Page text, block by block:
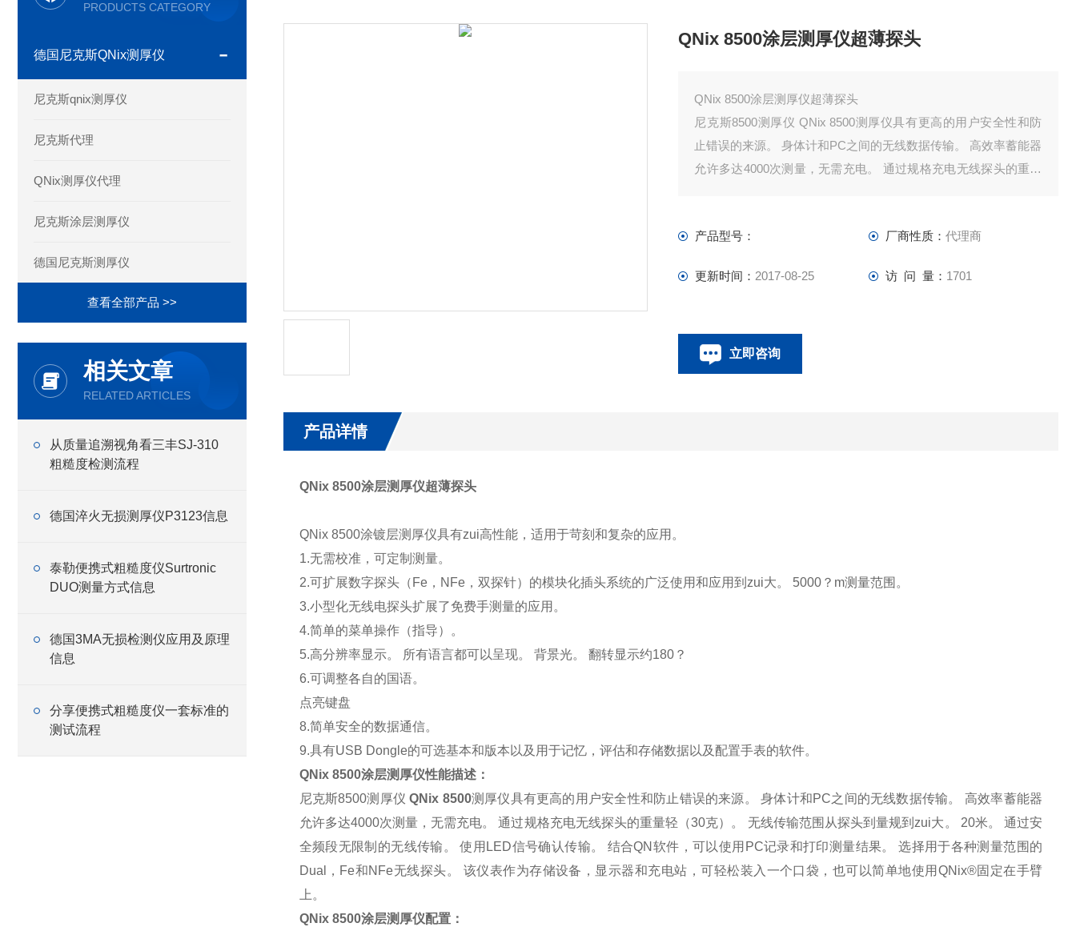
PRODUCTS CATEGORY
德国尼克斯QNix测厚仪
尼克斯qnix测厚仪
尼克斯代理
QNix测厚仪代理
尼克斯涂层测厚仪
德国尼克斯测厚仪
查看全部产品 >>
相关文章
RELATED ARTICLES
从质量追溯视角看三丰SJ-310
粗糙度检测流程
德国淬火无损测厚仪P3123信息
泰勒便携式粗糙度仪Surtronic
DUO测量方式信息
德国3MA无损检测仪应用及原理
信息
分享便携式粗糙度仪一套标准的
测试流程
QNix 8500涂层测厚仪超薄探头
QNix 8500涂层测厚仪超薄探头
尼克斯8500测厚仪 QNix 8500测厚仪具有更高的用户安全性和防
止错误的来源。 身体计和PC之间的无线数据传输。 高效率蓄能器
允许多达4000次测量，无需充电。 通过规格充电无线探头的重量
产品型号：
厂商性质： 代理商
更新时间： 2017-08-25 访 问 量： 1701
立即咨询
产品详情
QNix 8500涂层测厚仪超薄探头
QNix 8500涂镀层测厚仪具有zui高性能，适用于苛刻和复杂的应用。
1.无需校准，可定制测量。
2.可扩展数字探头（Fe，NFe，双探针）的模块化插头系统的广泛使用和应用到zui大。 5000？m测量范围。
3.小型化无线电探头扩展了免费手测量的应用。
4.简单的菜单操作（指导）。
5.高分辨率显示。 所有语言都可以呈现。 背景光。 翻转显示约180？
6.可调整各自的国语。
点亮键盘
8.简单安全的数据通信。
9.具有USB Dongle的可选基本和版本以及用于记忆，评估和存储数据以及配置手表的软件。
QNix 8500涂层测厚仪性能描述：
尼克斯8500测厚仪QNix 8500测厚仪具有更高的用户安全性和防止错误的来源。 身体计和PC之间的无线数据传输。 高效率蓄能器
允许多达4000次测量，无需充电。 通过规格充电无线探头的重量轻（30克）。 无线传输范围从探头到量规到zui大。 20米。 通过安
全频段无限制的无线传输。 使用LED信号确认传输。 结合QN软件，可以使用PC记录和打印测量结果。 选择用于各种测量范围的
Dual，Fe和NFe无线探头。 该仪表作为存储设备，显示器和充电站，可轻松装入一个口袋，也可以简单地使用QNix®固定在手臂
上。
QNix 8500涂层测厚仪配置：